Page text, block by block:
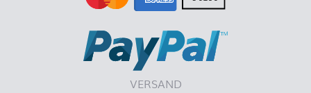
VERSAND